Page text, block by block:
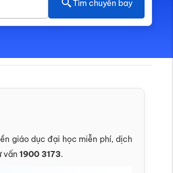
Tìm chuyến bay
giáo dục đại học miễn phí, dịch
vấn 1900 3173.